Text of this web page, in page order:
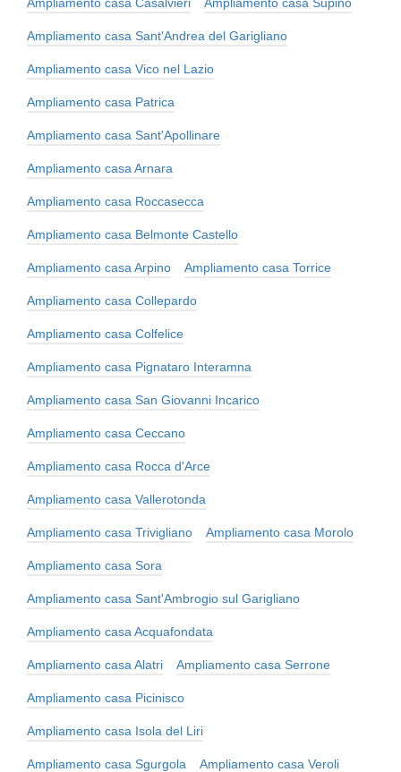
Ampliamento casa Sant'Andrea del Garigliano
Ampliamento casa Vico nel Lazio
Ampliamento casa Patrica
Ampliamento casa Sant'Apollinare
Ampliamento casa Arnara
Ampliamento casa Roccasecca
Ampliamento casa Belmonte Castello
Ampliamento casa Arpino Ampliamento casa Torrice
Ampliamento casa Collepardo
Ampliamento casa Colfelice
Ampliamento casa Pignataro Interamna
Ampliamento casa San Giovanni Incarico
Ampliamento casa Ceccano
Ampliamento casa Rocca d'Arce
Ampliamento casa Vallerotonda
Ampliamento casa Trivigliano Ampliamento casa Morolo
Ampliamento casa Sora
Ampliamento casa Sant'Ambrogio sul Garigliano
Ampliamento casa Acquafondata
Ampliamento casa Alatri Ampliamento casa Serrone
Ampliamento casa Picinisco
Ampliamento casa Isola del Liri
Ampliamento casa Sgurgola Ampliamento casa Veroli